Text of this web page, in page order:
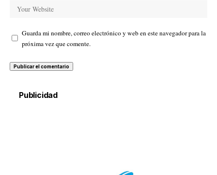
Guarda mi nombre, correo electrónico y web en este navegador para la
próxima vez que comente.
Publicidad